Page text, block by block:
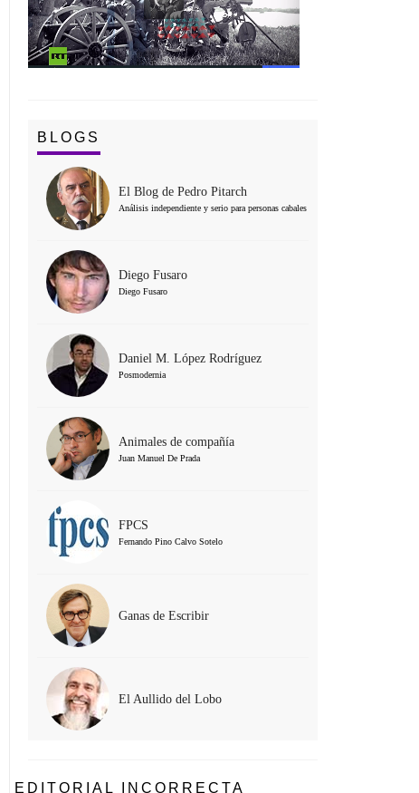
BLOGS
El Blog de Pedro Pitarch
Análisis independiente y serio para personas cabales
Diego Fusaro
Diego Fusaro
Daniel M. López Rodríguez
Posmodernia
Animales de compañía
Juan Manuel De Prada
FPCS
Fernando Pino Calvo Sotelo
Ganas de Escribir
El Aullido del Lobo
EDITORIAL INCORRECTA